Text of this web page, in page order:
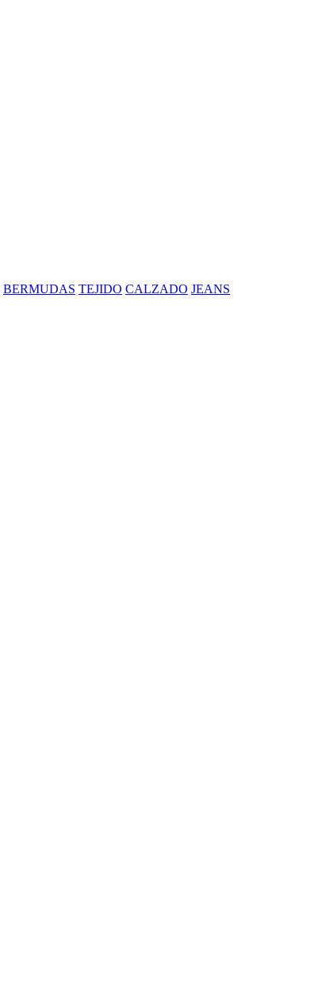
BERMUDAS TEJIDO CALZADO JEANS